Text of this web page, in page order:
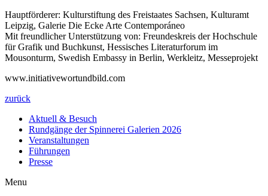
Hauptförderer: Kulturstiftung des Freistaates Sachsen, Kulturamt
Leipzig, Galerie Die Ecke Arte Contemporáneo
Mit freundlicher Unterstützung von: Freundeskreis der Hochschule
für Grafik und Buchkunst, Hessisches Literaturforum im
Mousonturm, Swedish Embassy in Berlin, Werkleitz, Messeprojekt
www.initiativewortundbild.com
zurück
Aktuell & Besuch
Rundgänge der Spinnerei Galerien 2026
Veranstaltungen
Führungen
Presse
Menu